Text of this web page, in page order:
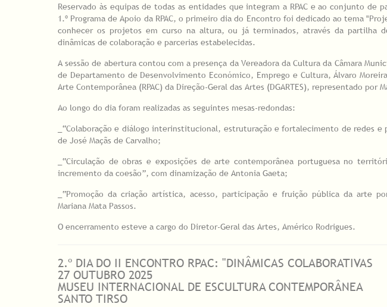
Reservado às equipas de todas as entidades que integram a RPAC e ao conjunto de
1.º Programa de Apoio da RPAC, o primeiro dia do Encontro foi dedicado ao tema
conhecer os projetos em curso na altura, ou já terminados, através da partilha
dinâmicas de colaboração e parcerias estabelecidas.
A sessão de abertura contou com a presença da Vereadora da Cultura da Câmara
de Departamento de Desenvolvimento Económico, Emprego e Cultura, Álvaro
Arte Contemporânea (RPAC) da Direção-Geral das Artes (DGARTES), representado por
Ao longo do dia foram realizadas as seguintes mesas-redondas:
_“Colaboração e diálogo interinstitucional, estruturação e fortalecimento de redes e
de José Maçãs de Carvalho;
_“Circulação de obras e exposições de arte contemporânea portuguesa no
incremento da coesão”, com dinamização de Antonia Gaeta;
_“Promoção da criação artística, acesso, participação e fruição pública da arte
Mariana Mata Passos.
O encerramento esteve a cargo do Diretor-Geral das Artes, Américo Rodrigues.
2.º DIA DO II ENCONTRO RPAC: "DINÂMICAS COLABORATIVAS
27 OUTUBRO 2025
MUSEU INTERNACIONAL DE ESCULTURA CONTEMPORÂNEA
SANTO TIRSO